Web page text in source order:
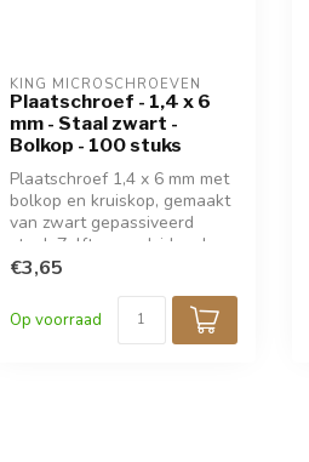
KING MICROSCHROEVEN
Plaatschroef - 1,4 x 6
mm - Staal zwart -
Bolkop - 100 stuks
Plaatschroef 1,4 x 6 mm met
bolkop en kruiskop, gemaakt
van zwart gepassiveerd
staal. Zelftappend, ideaal
voor fijne bevestiging in
elektronica. Perfect voor
modelbouw en precisiewerk.
€3,65
Op voorraad